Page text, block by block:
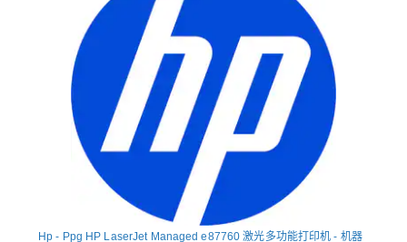
Hp - Ppg HP LaserJet Managed e87760 激光多功能打印机 - 机器